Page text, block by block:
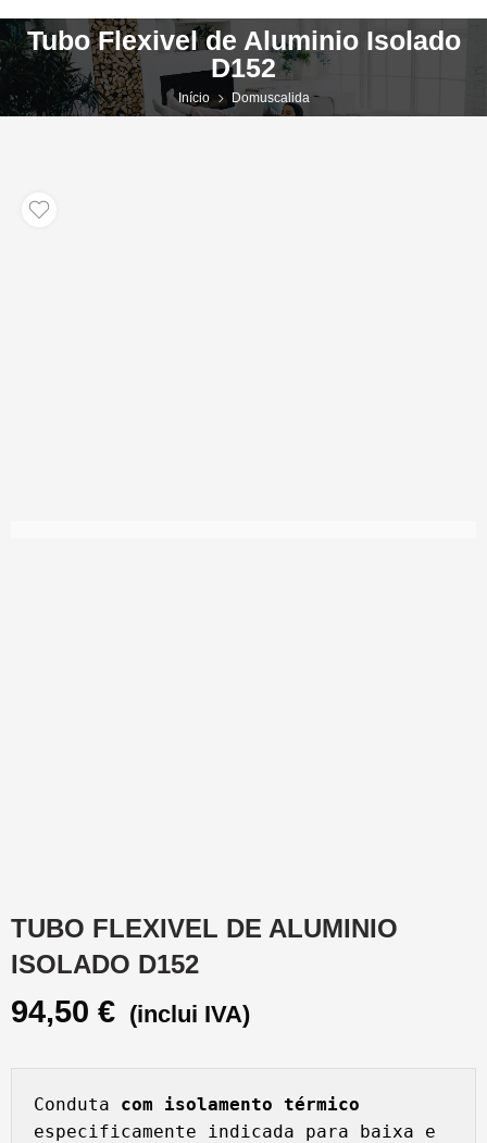
Tubo Flexivel de Aluminio Isolado
D152
Início Domuscalida
TUBO FLEXIVEL DE ALUMINIO
ISOLADO D152
94,50 € (inclui IVA)
Conduta
especificamente indicada para baixa e